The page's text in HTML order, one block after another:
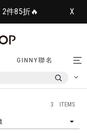
2件85折🔥 X
GINNY聯名
3 ITEMS